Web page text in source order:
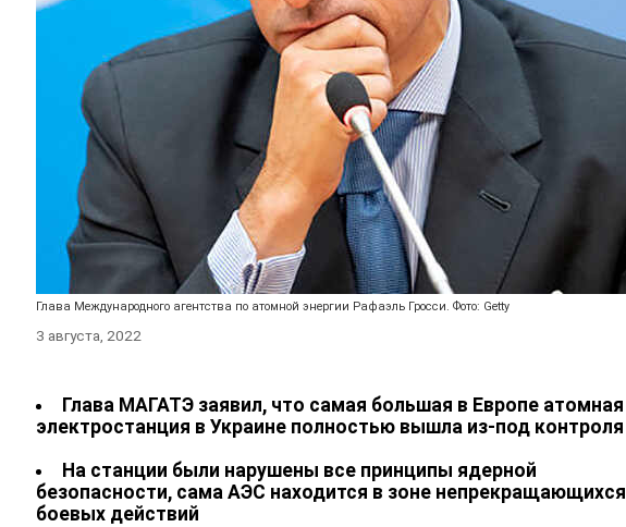
Глава Международного агентства по атомной энергии Рафаэль Гросси. Фото: Getty
3 августа, 2022
Глава МАГАТЭ заявил, что самая большая в Европе атомная
электростанция в Украине полностью вышла из-под контроля
На станции были нарушены все принципы ядерной
безопасности, сама АЭС находится в зоне непрекращающихся
боевых действий